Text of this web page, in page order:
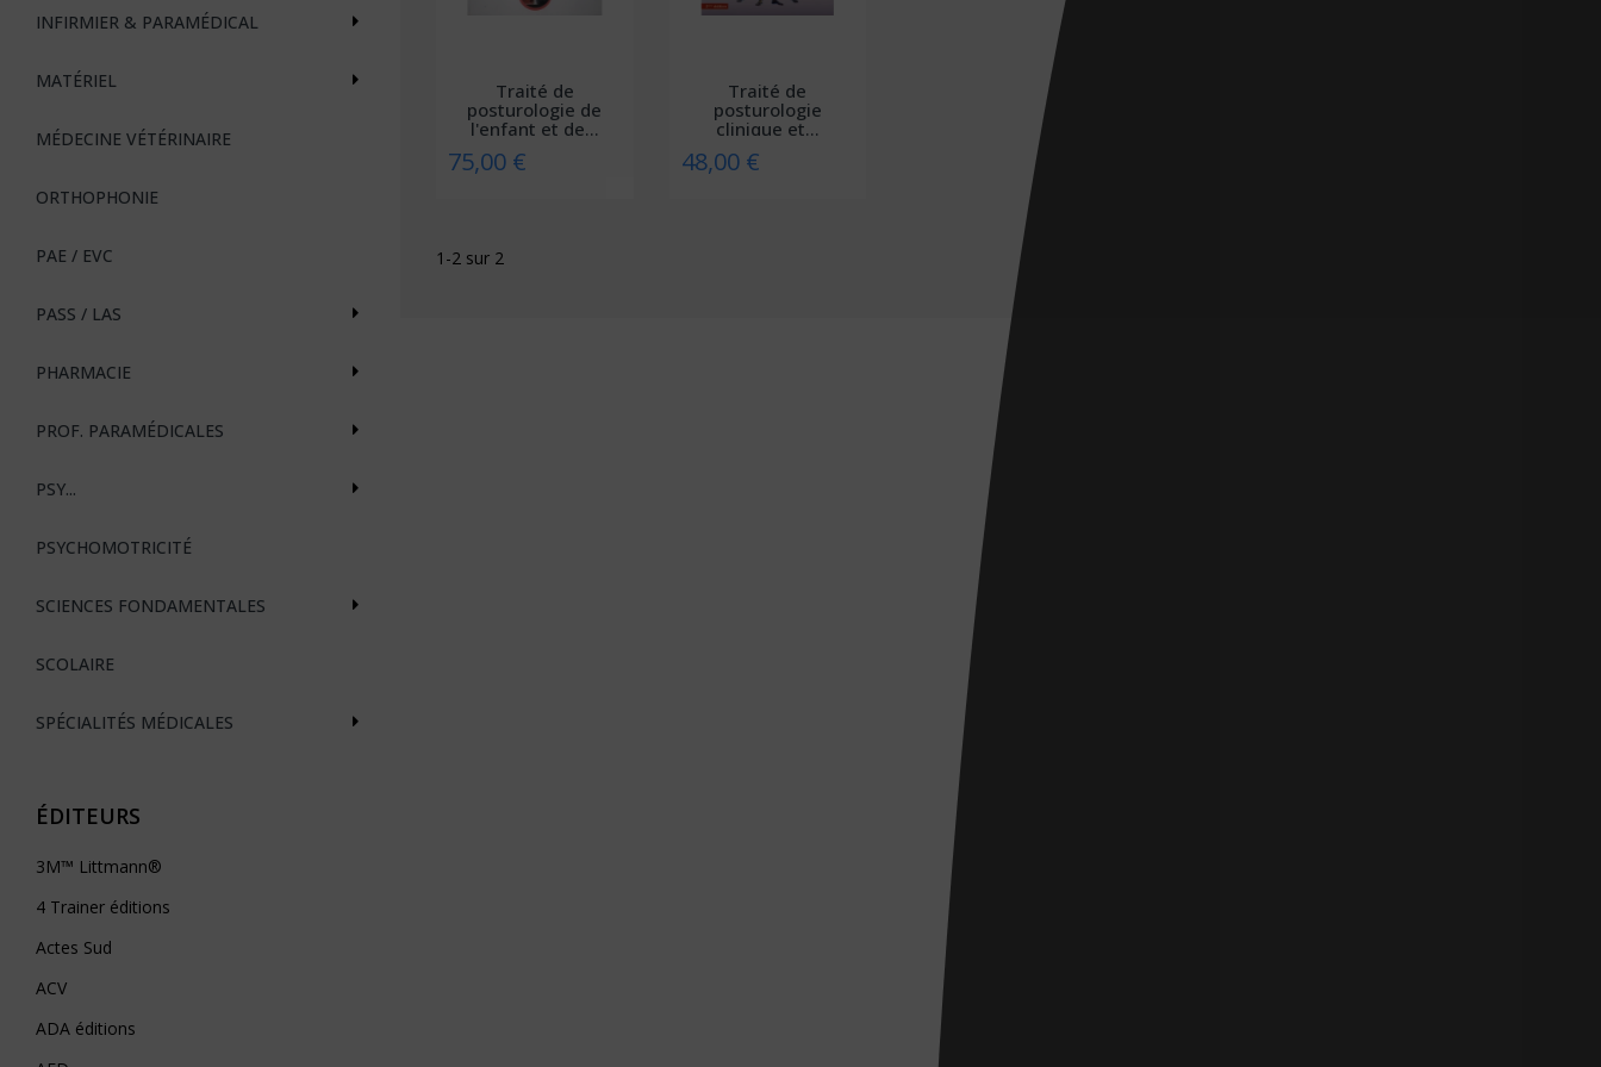
INFIRMIER & PARAMÉDICAL
MATÉRIEL
MÉDECINE VÉTÉRINAIRE
ORTHOPHONIE
PAE / EVC
PASS / LAS
PHARMACIE
PROF. PARAMÉDICALES
PSY...
PSYCHOMOTRICITÉ
SCIENCES FONDAMENTALES
SCOLAIRE
SPÉCIALITÉS MÉDICALES
ÉDITEURS
3M™ Littmann®
4 Trainer éditions
Actes Sud
ACV
ADA éditions
Traité de
posturologie de
l'enfant et de...
75,00 €
Traité de
posturologie
clinique et...
48,00 €
1-2 sur 2